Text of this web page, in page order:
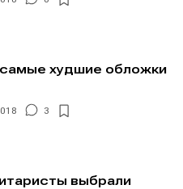
худшие обложки
3
выбрали